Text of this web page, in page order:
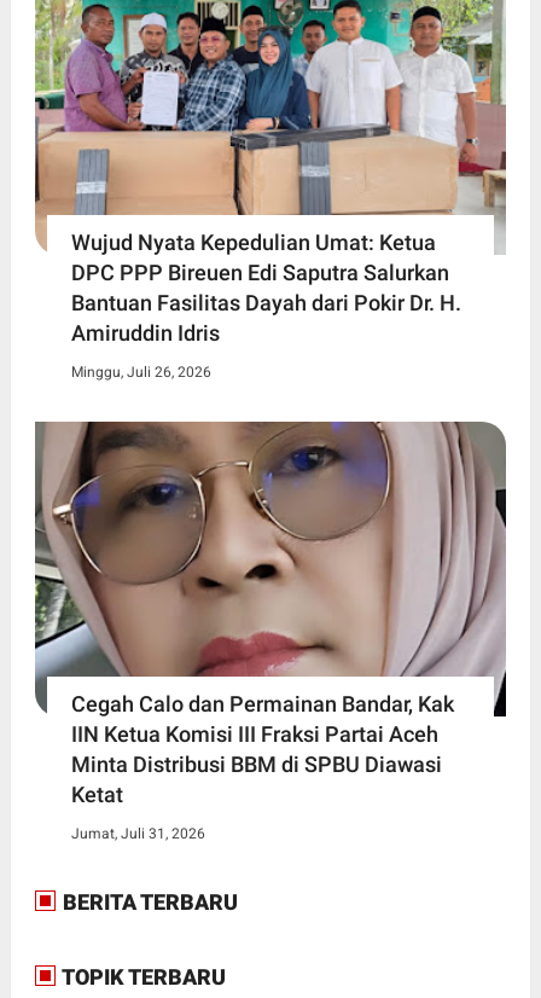
Wujud Nyata Kepedulian Umat: Ketua
DPC PPP Bireuen Edi Saputra Salurkan
Bantuan Fasilitas Dayah dari Pokir Dr. H.
Amiruddin Idris
Minggu, Juli 26, 2026
Cegah Calo dan Permainan Bandar, Kak
IIN Ketua Komisi III Fraksi Partai Aceh
Minta Distribusi BBM di SPBU Diawasi
Ketat
Jumat, Juli 31, 2026
BERITA TERBARU
TOPIK TERBARU